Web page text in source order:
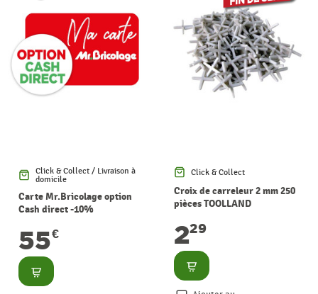
Click & Collect / Livraison à
domicile
Carte Mr.Bricolage option
Cash direct -10%
55€
Consulter
Click & Collect
Croix de carreleur 2 mm 250
pièces TOOLLAND
229
Consulter